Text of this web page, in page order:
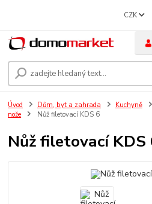
CZK
Úvod Dům, byt a zahrada Kuchyně
nože
Nůž filetovací KDS 6
Nůž filetovací KDS